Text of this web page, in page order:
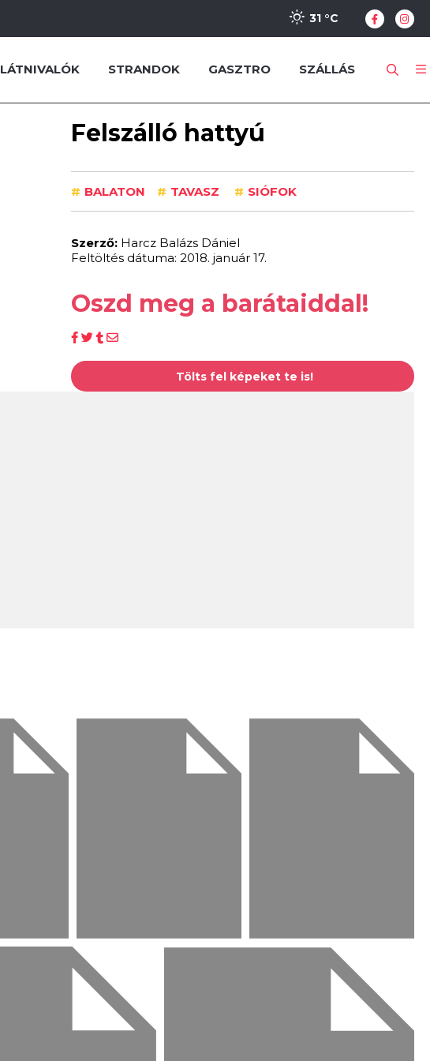
31 °C
LÁTNIVALÓK STRANDOK GASZTRO SZÁLLÁS
Felszálló hattyú
# BALATON # TAVASZ # SIÓFOK
Szerző: Harcz Balázs Dániel
Feltöltés dátuma: 2018. január 17.
Oszd meg a barátaiddal!
Tölts fel képeket te is!